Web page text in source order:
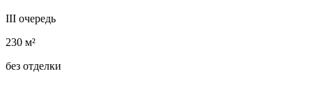
III очередь
230 м²
без отделки